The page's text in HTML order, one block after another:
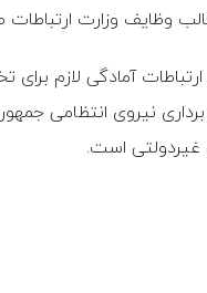
وظایف وزارت
آمادگی لازم
نیروی انتظامی
است.